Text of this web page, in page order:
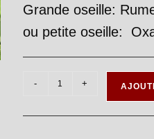
Grande oseille:
ou petite oseille:
- +